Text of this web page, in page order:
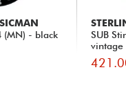
(MN) - black
SUB
vintage